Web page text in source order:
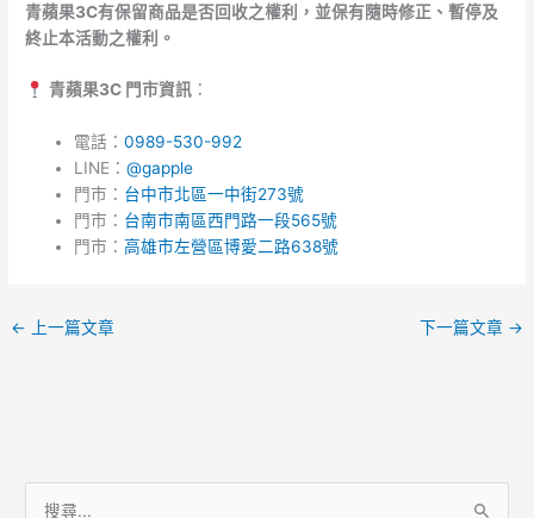
青蘋果3C有保留商品是否回收之權利，並保有隨時修正、暫停及
終止本活動之權利。
青蘋果3C 門市資訊：
電話：0989-530-992
LINE：@gapple
門市： 台中市北區一中街273號
門市： 台南市南區西門路一段565號
門市：高雄市左營區博愛二路638號
← 上一篇文章 下一篇文章 →